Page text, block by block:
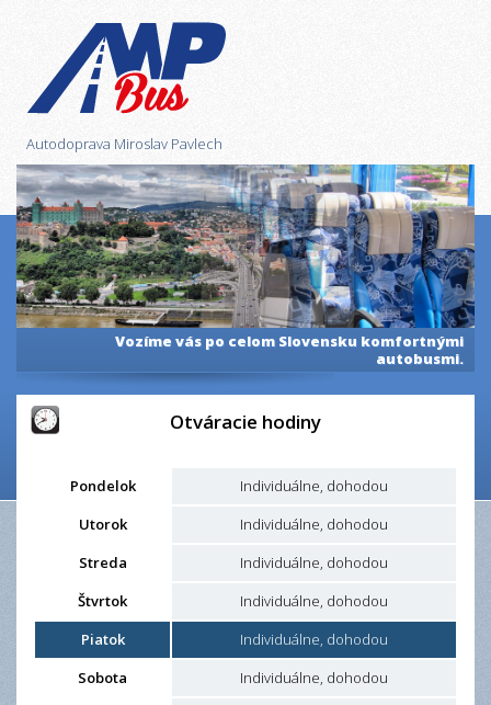
Autodoprava Miroslav Pavlech
Vozíme vás po celom Slovensku komfortnými
autobusmi.
Otváracie hodiny
Pondelok
Individuálne, dohodou
Utorok
Individuálne, dohodou
Streda
Individuálne, dohodou
Štvrtok
Individuálne, dohodou
Piatok
Individuálne, dohodou
Sobota
Individuálne, dohodou